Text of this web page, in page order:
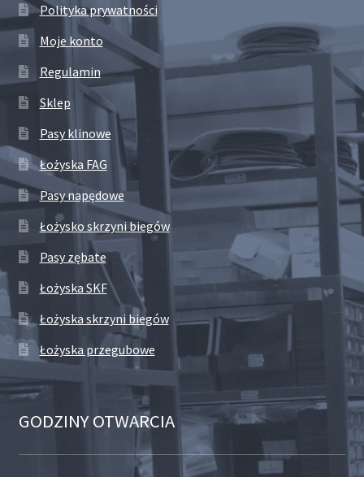
Polityka prywatności
Moje konto
Regulamin
Sklep
Pasy klinowe
Łożyska FAG
Pasy napędowe
Łożysko skrzyni biegów
Pasy zębate
Łożyska SKF
Łożyska skrzyni biegów
Łożyska przegubowe
GODZINY OTWARCIA